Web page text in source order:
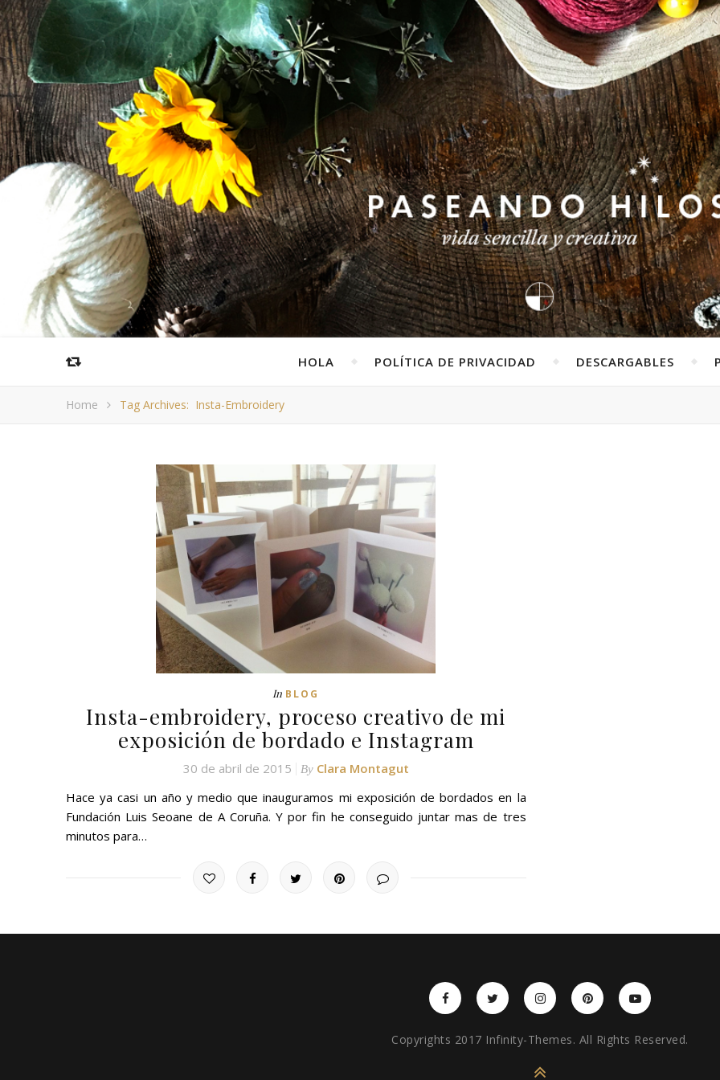
HOLA POLÍTICA DE PRIVACIDAD DESCARGABLES
Home Tag Archives: Insta-Embroidery
In BLOG
Insta-embroidery, proceso creativo de mi
exposición de bordado e Instagram
30 de abril de 2015 By Clara Montagut
Hace ya casi un año y medio que inauguramos mi exposición de bordados en la
Fundación Luis Seoane de A Coruña. Y por fin he conseguido juntar mas de tres
minutos para…
Copyrights 2017 Infinity-Themes. All Rights Reserved.